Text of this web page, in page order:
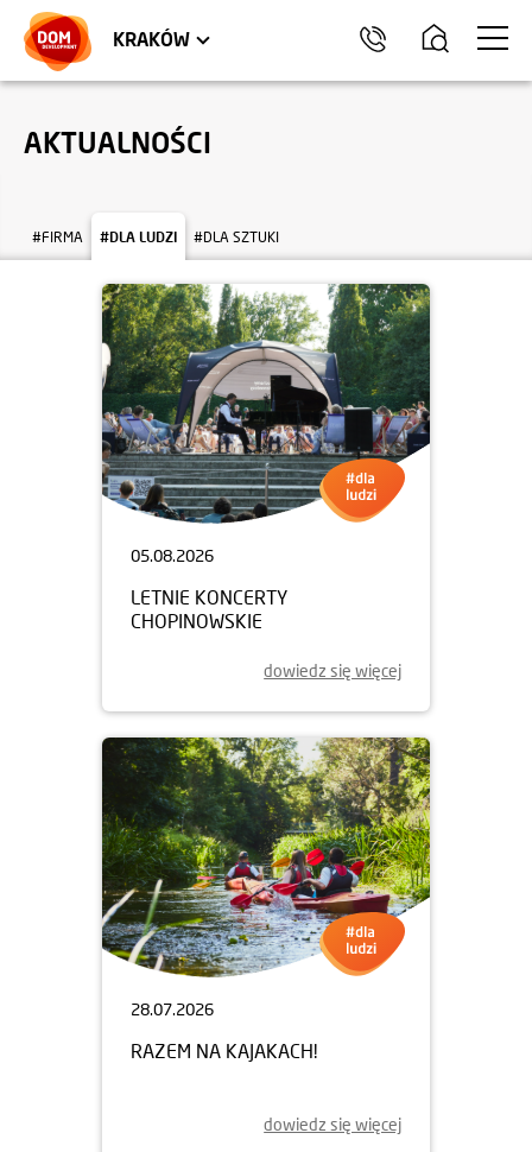
KRAKÓW
TRÓJMIASTO
LOKALE USŁUGOWE
AKTUALNOŚCI
#FIRMA #DLA LUDZI #DLA SZTUKI
05.08.2026
LETNIE KONCERTY
CHOPINOWSKIE
dowiedz się więcej
28.07.2026
RAZEM NA KAJAKACH!
dowiedz się więcej